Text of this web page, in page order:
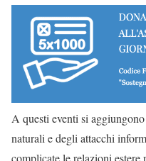
A questi eventi si
naturali e degli attacchi
complicate le relazioni estere